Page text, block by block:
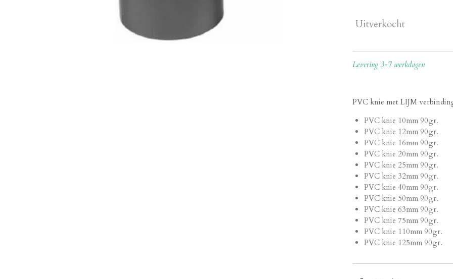
Uitverkocht
Levering 3-7 werkdagen
PVC knie met LIJM
PVC knie 10mm 90gr.
PVC knie 12mm 90gr.
PVC knie 16mm 90gr.
PVC knie 20mm 90gr.
PVC knie 25mm 90gr.
PVC knie 32mm 90gr.
PVC knie 40mm 90gr.
PVC knie 50mm 90gr.
PVC knie 63mm 90gr.
PVC knie 75mm 90gr.
PVC knie 110mm 90gr.
PVC knie 125mm 90gr.